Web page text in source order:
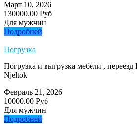
Март 10, 2026
130000.00 Руб
Для мужчин
Подробней
Погрузка
Погрузка и выгрузка мебели , переезд
Njeltok
Февраль 21, 2026
10000.00 Руб
Для мужчин
Подробней